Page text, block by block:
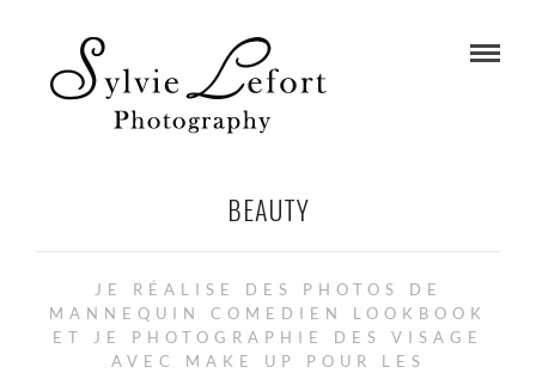
BEAUTY
JE RÉALISE DES PHOTOS DE
MANNEQUIN COMEDIEN LOOKBOOK
ET JE PHOTOGRAPHIE DES VISAGE
AVEC MAKE UP POUR LES